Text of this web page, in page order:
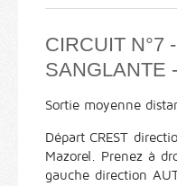
CIRCUIT N°7
SANGLANTE
Sortie moyenne
Départ CREST
Mazorel. Prenez à
gauche direction